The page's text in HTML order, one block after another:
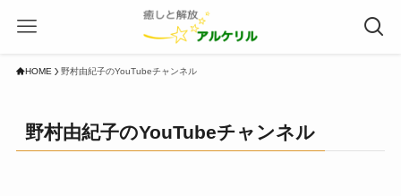
HOME 野村由紀子のYouTubeチャンネル
野村由紀子のYouTubeチャンネル